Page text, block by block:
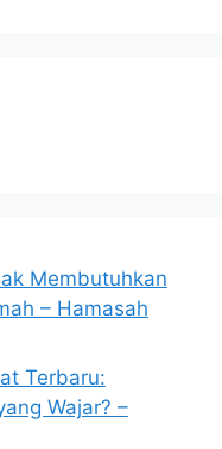
Membutuhkan
– Hamasah
Terbaru:
Wajar? –